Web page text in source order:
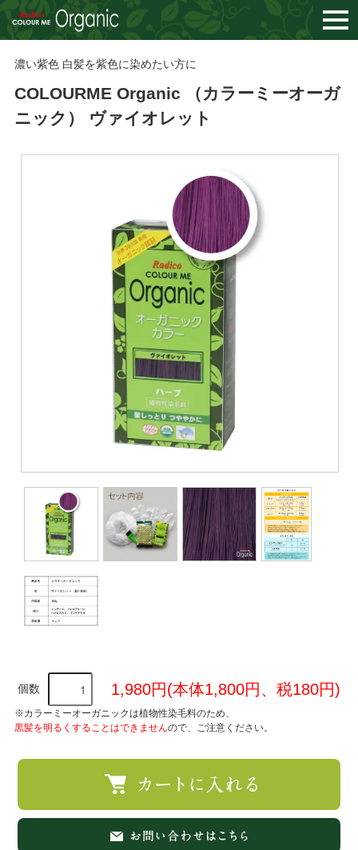
濃い紫色 白髪を紫色に染めたい方に
COLOURME Organic （カラーミーオーガ
ニック） ヴァイオレット
個数 1,980円(本体1,800円、税180円)
※カラーミーオーガニックは植物性染毛料のため、
黒髪を明るくすることはできませんので、ご注意ください。